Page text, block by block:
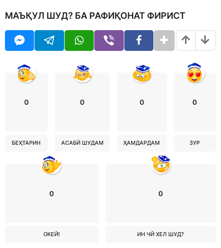
МАЪҚУЛ ШУД? БА РАФИҚОНАТ ФИРИСТ
0
БЕҲТАРИН
0
АСАБӢ ШУДАМ
0
ҲАМДАРДАМ
0
ЗУР
0
ОКЕЙ!
0
ИН ЧӢ ХЕЛ ШУД?